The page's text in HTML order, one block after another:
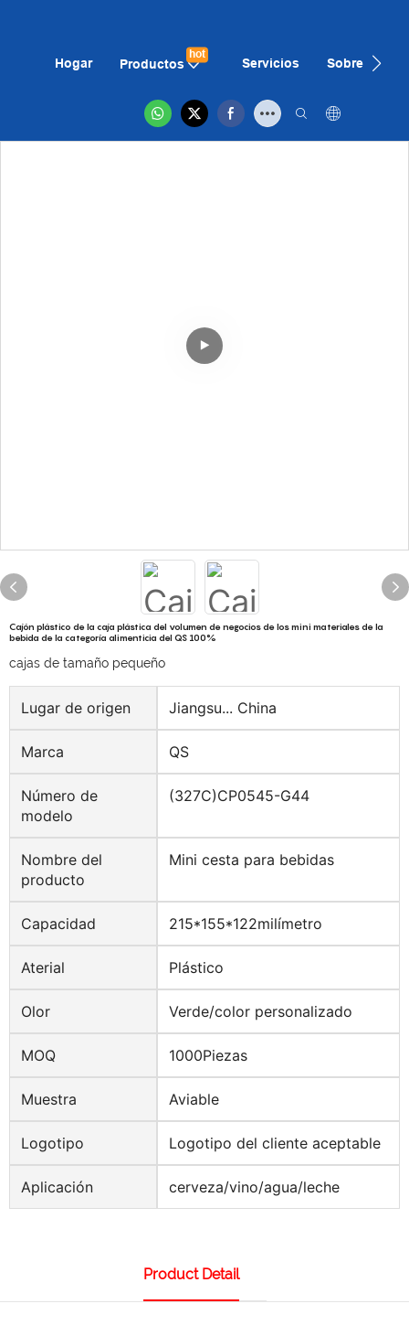
Hogar Productos
hot
Servicios Sobre
Cajón plástico de la caja plástica del volumen de negocios de los mini materiales de la
bebida de la categoría alimenticia del QS 100%
cajas de tamaño pequeño
Lugar de origen Jiangsu... China
Marca QS
Número de
modelo
(327C)CP0545-G44
Nombre del
producto
Mini cesta para bebidas
Capacidad 215*155*122milímetro
Aterial Plástico
Olor Verde/color personalizado
MOQ 1000Piezas
Muestra Aviable
Logotipo Logotipo del cliente aceptable
Aplicación cerveza/vino/agua/leche
Product Detail